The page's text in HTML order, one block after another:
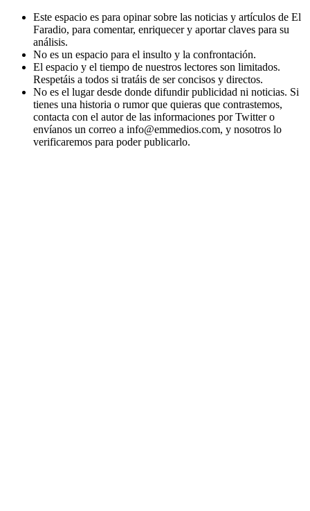
Este espacio es para opinar sobre las noticias y artículos de El
Faradio, para comentar, enriquecer y aportar claves para su
análisis.
No es un espacio para el insulto y la confrontación.
El espacio y el tiempo de nuestros lectores son limitados.
Respetáis a todos si tratáis de ser concisos y directos.
No es el lugar desde donde difundir publicidad ni noticias. Si
tienes una historia o rumor que quieras que contrastemos,
contacta con el autor de las informaciones por Twitter o
envíanos un correo a info@emmedios.com, y nosotros lo
verificaremos para poder publicarlo.